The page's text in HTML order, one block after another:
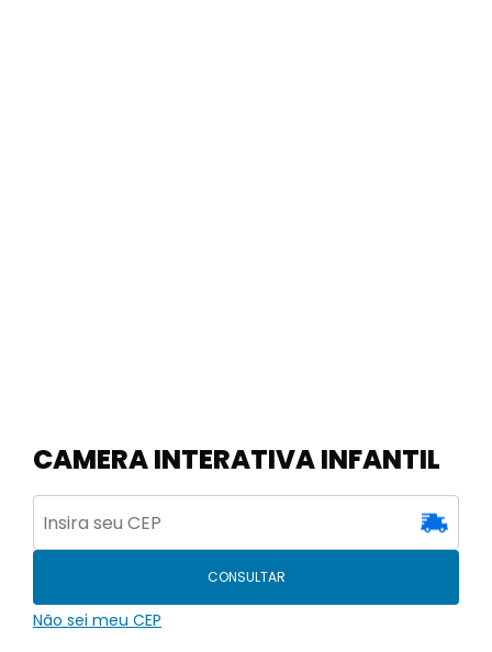
CAMERA INTERATIVA INFANTIL
CONSULTAR
Não sei meu CEP